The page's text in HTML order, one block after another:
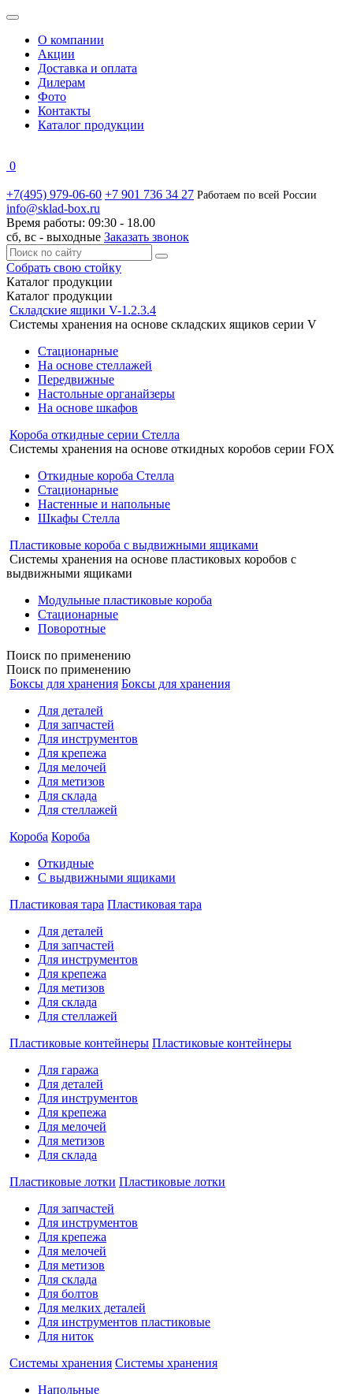
О компании
Акции
Доставка и оплата
Дилерам
Фото
Контакты
Каталог продукции
0
+7(495) 979-06-60 +7 901 736 34 27 Работаем по всей России
info@sklad-box.ru
Время работы: 09:30 - 18.00
сб, вс - выходные Заказать звонок
Собрать свою стойку
Каталог продукции
Каталог продукции
Складские ящики V-1.2.3.4
Системы хранения на основе складских ящиков серии V
Стационарные
На основе стеллажей
Передвижные
Настольные органайзеры
На основе шкафов
Короба откидные серии Стелла
Системы хранения на основе откидных коробов серии FOX
Откидные короба Стелла
Стационарные
Настенные и напольные
Шкафы Стелла
Пластиковые короба с выдвижными ящиками
Системы хранения на основе пластиковых коробов с
выдвижными ящиками
Модульные пластиковые короба
Стационарные
Поворотные
Поиск по применению
Поиск по применению
Боксы для хранения Боксы для хранения
Для деталей
Для запчастей
Для инструментов
Для крепежа
Для мелочей
Для метизов
Для склада
Для стеллажей
Короба Короба
Откидные
С выдвижными ящиками
Пластиковая тара Пластиковая тара
Для деталей
Для запчастей
Для инструментов
Для крепежа
Для метизов
Для склада
Для стеллажей
Пластиковые контейнеры Пластиковые контейнеры
Для гаража
Для деталей
Для инструментов
Для крепежа
Для мелочей
Для метизов
Для склада
Пластиковые лотки Пластиковые лотки
Для запчастей
Для инструментов
Для крепежа
Для мелочей
Для метизов
Для склада
Для болтов
Для мелких деталей
Для инструментов пластиковые
Для ниток
Системы хранения Системы хранения
Напольные